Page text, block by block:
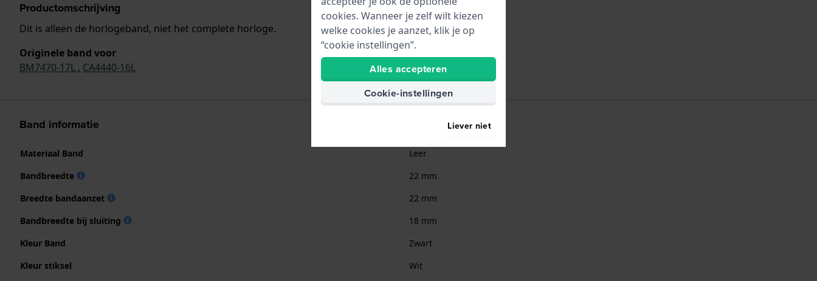
Productomschrijving
Dit is alleen de horlogeband, niet het complete horloge.
Originele band voor
BM7470-17L , CA4440-16L
Band informatie
Materiaal Band
Leer
Bandbreedte
22 mm
Breedte bandaanzet
22 mm
Bandbreedte bij sluiting
18 mm
Kleur Band
Zwart
Kleur stiksel
Wit
cookies. Wanneer je zelf wilt kiezen
welke cookies je aanzet, klik je op
“cookie instellingen”.
Alles accepteren
Cookie-instellingen
Liever niet